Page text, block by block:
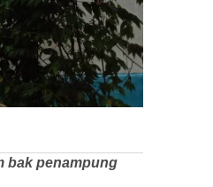
bak penampung